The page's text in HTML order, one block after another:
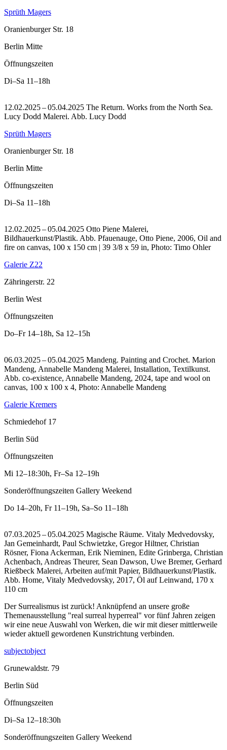
Sprüth Magers
Oranienburger Str. 18
Berlin Mitte
Öffnungszeiten
Di–Sa 11–18h
12.02.2025 – 05.04.2025 The Return. Works from the North Sea.
Lucy Dodd Malerei. Abb. Lucy Dodd
Sprüth Magers
Oranienburger Str. 18
Berlin Mitte
Öffnungszeiten
Di–Sa 11–18h
12.02.2025 – 05.04.2025 Otto Piene Malerei,
Bildhauerkunst/Plastik. Abb. Pfauenauge, Otto Piene, 2006, Oil and
fire on canvas, 100 x 150 cm | 39 3/8 x 59 in, Photo: Timo Ohler
Galerie Z22
Zähringerstr. 22
Berlin West
Öffnungszeiten
Do–Fr 14–18h, Sa 12–15h
06.03.2025 – 05.04.2025 Mandeng. Painting and Crochet. Marion
Mandeng, Annabelle Mandeng Malerei, Installation, Textilkunst.
Abb. co-existence, Annabelle Mandeng, 2024, tape and wool on
canvas, 100 x 100 x 4, Photo: Annabelle Mandeng
Galerie Kremers
Schmiedehof 17
Berlin Süd
Öffnungszeiten
Mi 12–18:30h, Fr–Sa 12–19h
Sonderöffnungszeiten Gallery Weekend
Do 14–20h, Fr 11–19h, Sa–So 11–18h
07.03.2025 – 05.04.2025 Magische Räume. Vitaly Medvedovsky,
Jan Gemeinhardt, Paul Schwietzke, Gregor Hiltner, Christian
Rösner, Fiona Ackerman, Erik Nieminen, Edite Grinberga, Christian
Achenbach, Andreas Theurer, Sean Dawson, Uwe Bremer, Gerhard
Rießbeck Malerei, Arbeiten auf/mit Papier, Bildhauerkunst/Plastik.
Abb. Home, Vitaly Medvedovsky, 2017, Öl auf Leinwand, 170 x
110 cm
Der Surrealismus ist zurück! Anknüpfend an unsere große
Themenausstellung "real surreal hyperreal" vor fünf Jahren zeigen
wir eine neue Auswahl von Werken, die wir mit dieser mittlerweile
wieder aktuell gewordenen Kunstrichtung verbinden.
subjectobject
Grunewaldstr. 79
Berlin Süd
Öffnungszeiten
Di–Sa 12–18:30h
Sonderöffnungszeiten Gallery Weekend